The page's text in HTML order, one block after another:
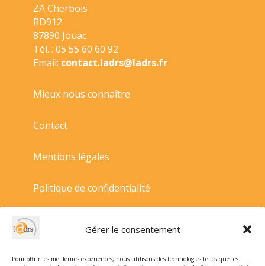
Gérer le consentement
Pour offrir les meilleures expériences, nous utilisons des technologies telles que les
ZA Cherbois
RD912
87890 Jouac
Tél. : 05 55 60 60 92
Email: contact.ladrs@ladrs.fr
Mieux nous connaître
Contact
Mentions légales
Politique de confidentialité
Politique de cookies